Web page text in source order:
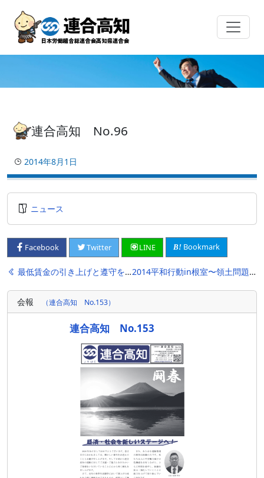
content
連合高知 No.96
2014年8月1日
ニュース
Facebook Twitter LINE Bookmark
投
稿
ナ
最低賃金の引き上げと遵守を求める街頭行動(7/18) 2014平和行動in根室〜領土問題の平和的解決を!
会報 （連合高知 No.153）
連合高知 No.153